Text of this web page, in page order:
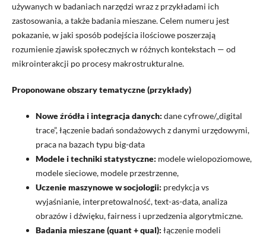
używanych w badaniach narzędzi wraz z przykładami ich
zastosowania, a także badania mieszane. Celem numeru jest
pokazanie, w jaki sposób podejścia ilościowe poszerzają
rozumienie zjawisk społecznych w różnych kontekstach — od
mikrointerakcji po procesy makrostrukturalne.
Proponowane obszary tematyczne (przykłady)
Nowe źródła i integracja danych: dane cyfrowe/„digital
trace”, łączenie badań sondażowych z danymi urzędowymi,
praca na bazach typu big-data
Modele i techniki statystyczne: modele wielopoziomowe,
modele sieciowe, modele przestrzenne,
Uczenie maszynowe w socjologii: predykcja vs
wyjaśnianie, interpretowalność, text-as-data, analiza
obrazów i dźwięku, fairness i uprzedzenia algorytmiczne.
Badania mieszane (quant + qual): łączenie modeli